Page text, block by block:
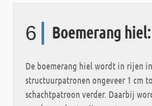
6 Boemerang hiel:
De boemerang hiel wordt in rijen in
structuurpatronen ongeveer 1 cm
schachtpatroon verder. Daarbij